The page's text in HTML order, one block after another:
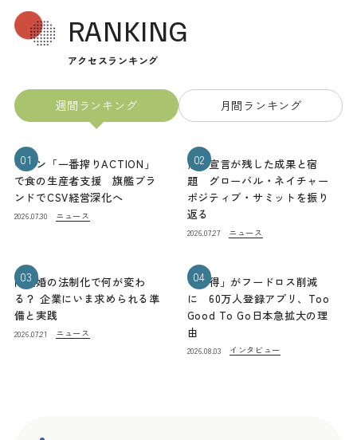
RANKING
アクセスランキング
週間ランキング 月間ランキング
01
キリン「一番搾りACTION」
で食の生産者支援 旗艦ブラ
ンドでCSV経営深化へ
2026.07.30 ニュース
02
熊本宣言が残した成果と宿
題 グローバル・ネイチャー
ポジティブ・サミットを振り
返る
2026.07.27 ニュース
03
同性婚の法制化で何が変わ
る？ 企業にいま求められる準
備と実践
2026.07.21 ニュース
04
「お得」がフードロス削減
に 60万人登録アプリ、Too
Good To Go日本急拡大の理
由
2026.08.03 インタビュー